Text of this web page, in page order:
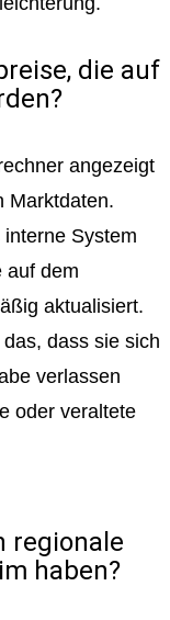
die auf
angezeigt
Marktdaten.
System
auf dem
aktualisiert.
dass sie sich
verlassen
oder veraltete
regionale
haben?